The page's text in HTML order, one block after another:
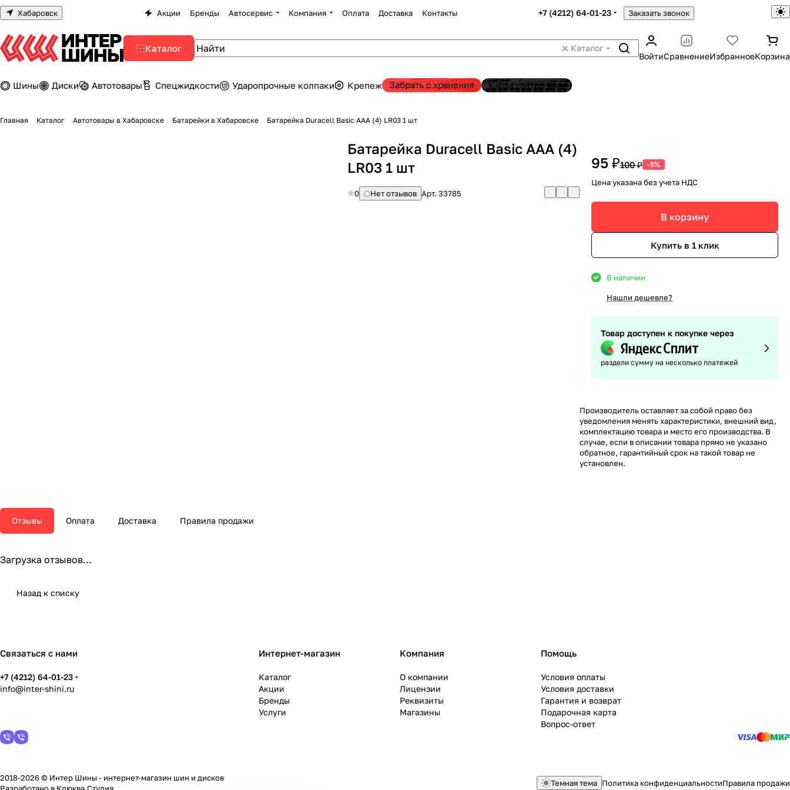
Хабаровск Акции Бренды Автосервис Компания Оплата Доставка Контакты +7 (4212) 64-01-23 Заказать звонок
Каталог
Каталог
ВойтиСравнениеИзбранноеКорзина
Шины Диски Автотовары Спецжидкости Ударопрочные колпаки Крепеж Забрать с хранения Калькулятор шин
Главная Каталог Автотовары в Хабаровске Батарейки в Хабаровске Батарейка Duracell Basic AAA (4) LR03 1 шт
Батарейка Duracell Basic AAA (4)
LR03 1 шт
0 Нет отзывов Арт.33785
95 ₽100 ₽ -5%
Цена указана без учета НДС
В корзину
Купить в 1 клик
В наличии
Нашли дешевле?
Товар доступен к покупке через
раздели сумму на несколько платежей
Производитель оставляет за собой право без
уведомления менять характеристики, внешний вид,
комплектацию товара и место его производства. В
случае, если в описании товара прямо не указано
обратное, гарантийный срок на такой товар не
установлен.
Отзывы Оплата Доставка Правила продажи
Загрузка отзывов...
Назад к списку
Связаться с нами
+7 (4212) 64-01-23
info@inter-shini.ru
Интернет-магазин
Каталог
Акции
Бренды
Услуги
Компания
О компании
Лицензии
Реквизиты
Магазины
Помощь
Условия оплаты
Условия доставки
Гарантия и возврат
Подарочная карта
Вопрос-ответ
2018-2026 © Интер Шины - интернет-магазин шин и дисков
Темная тема Политика конфиденциальностиПравила продажи